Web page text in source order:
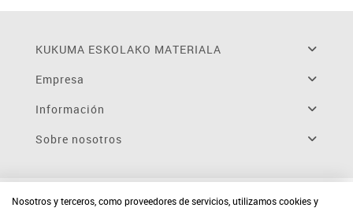
KUKUMA ESKOLAKO MATERIALA
Empresa
Información
Sobre nosotros
Nosotros y terceros, como proveedores de servicios, utilizamos cookies y